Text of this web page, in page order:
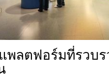
พลตฟอร์มที่รวบ